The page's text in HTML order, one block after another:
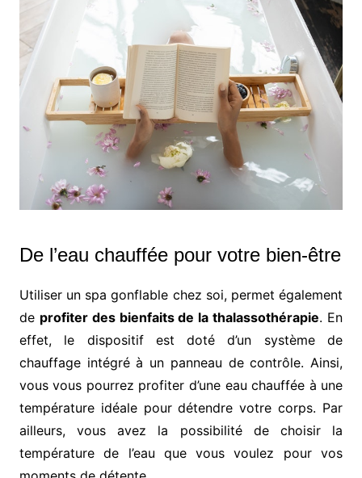
De l’eau chauffée pour votre bien-être
Utiliser un spa gonflable chez soi, permet également
de profiter des bienfaits de la thalassothérapie. En
effet, le dispositif est doté d’un système de
chauffage intégré à un panneau de contrôle. Ainsi,
vous vous pourrez profiter d’une eau chauffée à une
température idéale pour détendre votre corps. Par
ailleurs, vous avez la possibilité de choisir la
température de l’eau que vous voulez pour vos